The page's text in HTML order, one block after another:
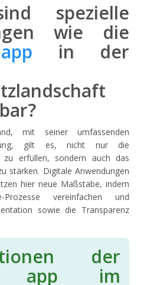
spezielle
wie die
in der
mit seiner umfassenden
gilt es, nicht nur die
zu erfüllen, sondern auch das
stärken. Digitale Anwendungen
hier neue Maßstäbe, indem
vereinfachen und
sowie die Transparenz
der
app im